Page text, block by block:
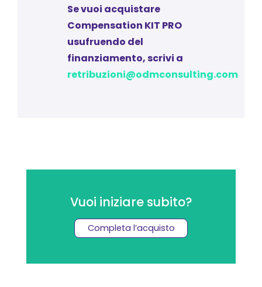
Se vuoi acquistare
Compensation KIT PRO
usufruendo del
finanziamento, scrivi a
retribuzioni@odmconsulting.com
Vuoi iniziare subito?
Completa l’acquisto